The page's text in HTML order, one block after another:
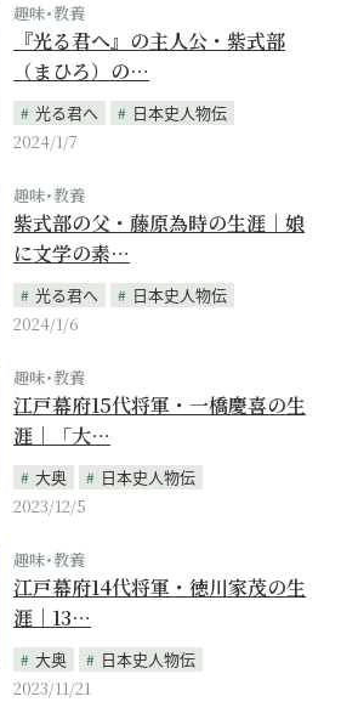
趣味･教養
『光る君へ』の主人公・紫式部
（まひろ）の…
光る君へ
日本史人物伝
2024/1/7
趣味･教養
紫式部の父・藤原為時の生涯｜娘
に文学の素…
光る君へ
日本史人物伝
2024/1/6
趣味･教養
江戸幕府15代将軍・一橋慶喜の生
涯｜「大…
大奥
日本史人物伝
2023/12/5
趣味･教養
江戸幕府14代将軍・徳川家茂の生
涯｜13…
大奥
日本史人物伝
2023/11/21